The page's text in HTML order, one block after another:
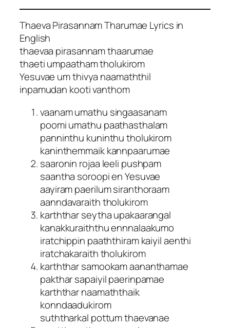
Thaeva Pirasannam Tharumae Lyrics in
English
thaevaa pirasannam thaarumae
thaeti umpaatham tholukirom
Yesuvae um thivya naamaththil
inpamudan kooti vanthom
vaanam umathu singaasanam
poomi umathu paathasthalam
panninthu kuninthu tholukirom
kaninthemmaik kannpaarumae
saaronin rojaa leeli pushpam
saantha soroopi en Yesuvae
aayiram paerilum siranthoraam
aanndavaraith tholukirom
karththar seytha upakaarangal
kanakkuraiththu ennnalaakumo
iratchippin paaththiram kaiyil aenthi
iratchakaraith tholukirom
karththar samookam aananthamae
pakthar sapaiyil paerinpamae
karththar naamaththaik
konndaadukirom
suththarkal pottum thaevanae